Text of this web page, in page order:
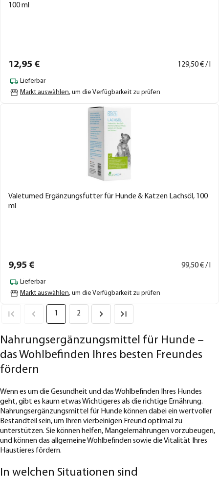
100 ml
12,95 € 129,50€ / l
Lieferbar
Markt auswählen, um die Verfügbarkeit zu prüfen
Valetumed Ergänzungsfutter für Hunde & Katzen Lachsöl, 100
ml
9,95 € 99,50€ / l
Lieferbar
Markt auswählen, um die Verfügbarkeit zu prüfen
1 2
Nahrungsergänzungsmittel für Hunde –
das Wohlbefinden Ihres besten Freundes
fördern
Wenn es um die Gesundheit und das Wohlbefinden Ihres Hundes
geht, gibt es kaum etwas Wichtigeres als die richtige Ernährung.
Nahrungsergänzungsmittel für Hunde können dabei ein wertvoller
Bestandteil sein, um Ihren vierbeinigen Freund optimal zu
unterstützen. Sie können helfen, Mangelernährungen vorzubeugen,
und können das allgemeine Wohlbefinden sowie die Vitalität Ihres
Haustieres fördern.
In welchen Situationen sind